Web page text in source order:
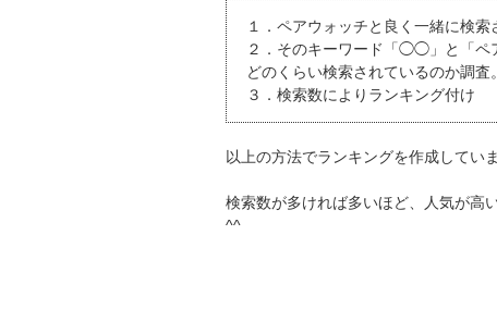
１．ペアウォッチと良く一緒に検
２．そのキーワード「◯◯」と「ペ
どのくらい検索されているのか調査。
３．検索数によりランキング付け
以上の方法でランキングを作成していま
検索数が多ければ多いほど、人気が高
^^